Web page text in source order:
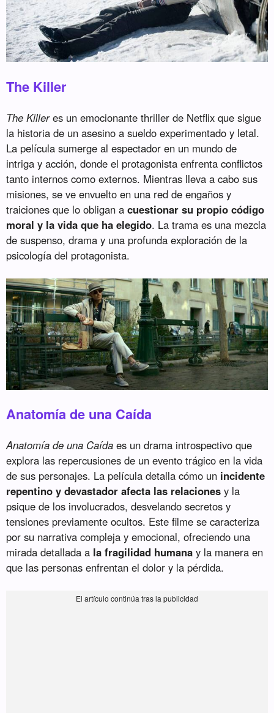
The Killer
The Killeres un emocionante thriller de Netflix que sigue
la historia de un asesino a sueldo experimentado y letal.
La película sumerge al espectador en un mundo de
intriga y acción, donde el protagonista enfrenta conflictos
tanto internos como externos. Mientras lleva a cabo sus
misiones, se ve envuelto en una red de engaños y
traiciones que lo obligan acuestionar su propio código
moral y la vida que ha elegido. La trama es una mezcla
de suspenso, drama y una profunda exploración de la
psicología del protagonista.
Anatomía de una Caída
Anatomía de una Caída es un drama introspectivo que
explora las repercusiones de un evento trágico en la vida
de sus personajes. La película detalla cómo un incidente
repentino y devastador afecta las relaciones y la
psique de los involucrados, desvelando secretos y
tensiones previamente ocultos. Este filme se caracteriza
por su narrativa compleja y emocional, ofreciendo una
mirada detallada a la fragilidad humana y la manera en
que las personas enfrentan el dolor y la pérdida.